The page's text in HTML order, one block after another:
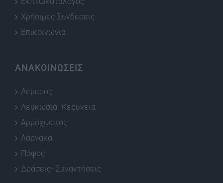
Χρήσιμες Συνδέσεις
Επικοινωνία
ΑΝΑΚΟΙΝΩΣΕΙΣ
Λεμεσός
Λευκωσία- Κερύνεια
Αμμόχωστος
Λάρνακα
Πάφος
Δράσεις- Συναντήσεις